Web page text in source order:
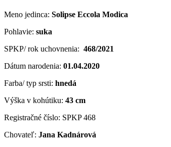
Meno jedinca: Solipse Eccola Modica
Pohlavie: suka
SPKP/ rok uchovnenia: 468/2021
Dátum narodenia: 01.04.2020
Farba/ typ srsti: hnedá
Výška v kohútiku: 43 cm
Registračné číslo: SPKP 468
Chovateľ: Jana Kadnárová